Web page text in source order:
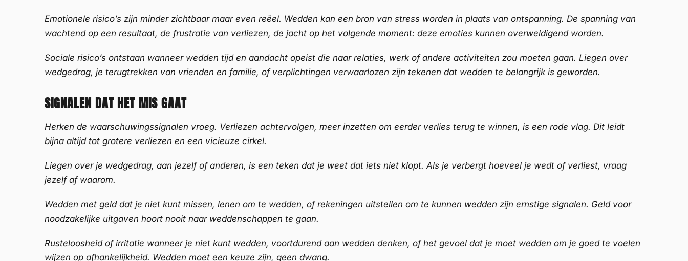
Emotionele risico’s zijn minder zichtbaar maar even reëel. Wedden kan een bron van stress worden in plaats van ontspanning. De spanning van
wachtend op een resultaat, de frustratie van verliezen, de jacht op het volgende moment: deze emoties kunnen overweldigend worden.
Sociale risico’s ontstaan wanneer wedden tijd en aandacht opeist die naar relaties, werk of andere activiteiten zou moeten gaan. Liegen over
wedgedrag, je terugtrekken van vrienden en familie, of verplichtingen verwaarlozen zijn tekenen dat wedden te belangrijk is geworden.
SIGNALEN DAT HET MIS GAAT
Herken de waarschuwingssignalen vroeg. Verliezen achtervolgen, meer inzetten om eerder verlies terug te winnen, is een rode vlag. Dit leidt
bijna altijd tot grotere verliezen en een vicieuze cirkel.
Liegen over je wedgedrag, aan jezelf of anderen, is een teken dat je weet dat iets niet klopt. Als je verbergt hoeveel je wedt of verliest, vraag
jezelf af waarom.
Wedden met geld dat je niet kunt missen, lenen om te wedden, of rekeningen uitstellen om te kunnen wedden zijn ernstige signalen. Geld voor
noodzakelijke uitgaven hoort nooit naar weddenschappen te gaan.
Rusteloosheid of irritatie wanneer je niet kunt wedden, voortdurend aan wedden denken, of het gevoel dat je moet wedden om je goed te voelen
wijzen op afhankelijkheid. Wedden moet een keuze zijn, geen dwang.